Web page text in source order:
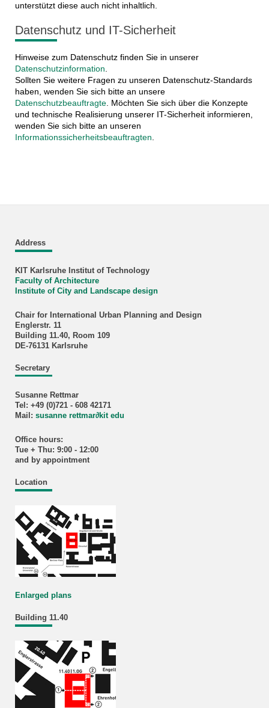
unterstützt diese auch nicht inhaltlich.
Datenschutz und IT-Sicherheit
Hinweise zum Datenschutz finden Sie in unserer
Datenschutzinformation.
Sollten Sie weitere Fragen zu unseren Datenschutz-Standards
haben, wenden Sie sich bitte an unsere
Datenschutzbeauftragte. Möchten Sie sich über die Konzepte
und technische Realisierung unserer IT-Sicherheit informieren,
wenden Sie sich bitte an unseren
Informationssicherheitsbeauftragten.
Address
KIT Karlsruhe Institut of Technology
Faculty of Architecture
Institute of City and Landscape design
Chair for International Urban Planning and Design
Englerstr. 11
Building 11.40, Room 109
DE-76131 Karlsruhe
Secretary
Susanne Rettmar
Tel: +49 (0)721 - 608 42171
Mail: susanne rettmar∂kit edu
Office hours:
Tue + Thu: 9:00 - 12:00
and by appointment
Location
Enlarged plans
Building 11.40